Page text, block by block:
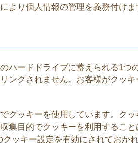
より個人情報の管理を義務付けま
ハードドライブに蓄えられる1つ
ンクされません。お客様がクッ
クッキーを使用しています。ク
集目的でクッキーを利用するこ
ッキー設定を有効にされておか